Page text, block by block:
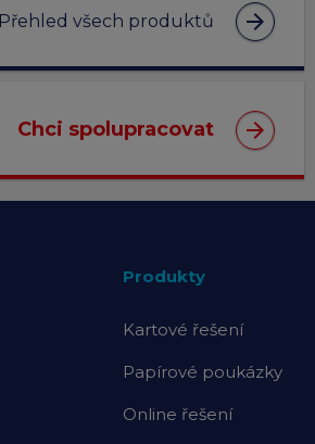
Přehled všech produktů arrow_forward
Chci spolupracovat arrow_forward
Produkty
Kartové řešení
Papírové poukázky
Online řešení